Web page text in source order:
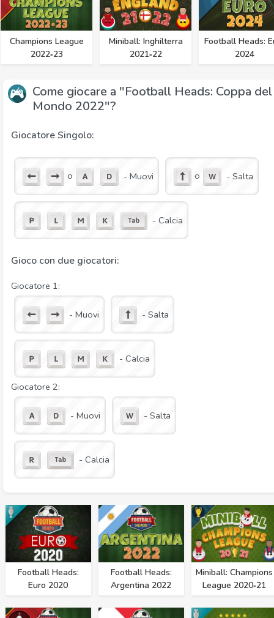
Champions League
2022‑23
Miniball: Inghilterra
2021‑22
Football Heads:
2024
Come giocare a "Football Heads: Coppa del
Mondo 2022"?
Giocatore Singolo:
o - Muovi o - Salta
- Calcia
Gioco con due giocatori:
Giocatore 1:
- Muovi - Salta
- Calcia
Giocatore 2:
- Muovi - Salta
- Calcia
Football Heads:
Euro 2020
Football Heads:
Argentina 2022
Miniball: Champions
League 2020‑21